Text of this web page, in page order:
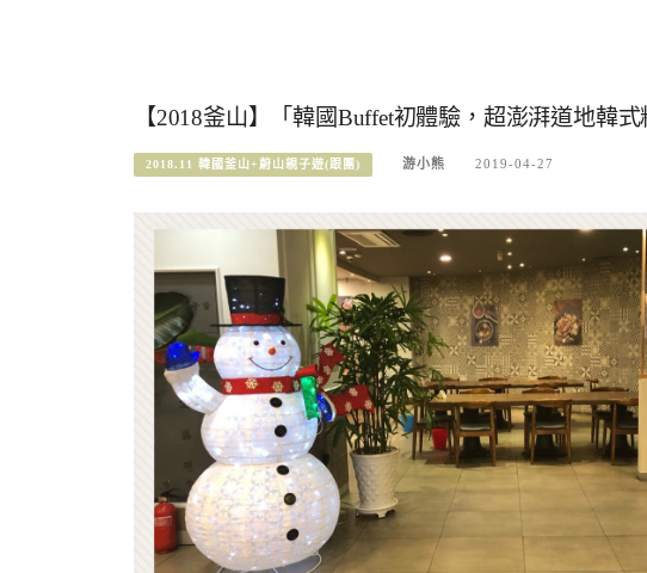
【2018釜山】「韓國Buffet初體驗，超澎湃道地韓式
2018.11 韓國釜山+蔚山親子遊(跟團) 游小熊 2019-04-27